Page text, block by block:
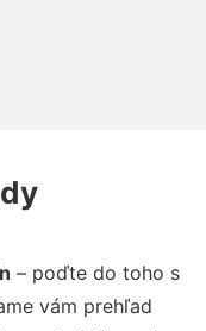
– poďte do toho s
vám prehľad